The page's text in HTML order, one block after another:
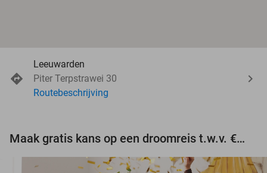
Leeuwarden
Piter Terpstrawei 30
Routebeschrijving
Maak gratis kans op een droomreis t.w.v. €3.000!